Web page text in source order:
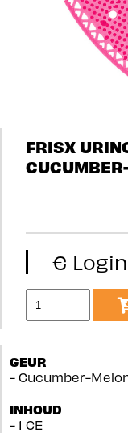
FRISX
€
GEUR
- Cucumber-
INHOUD
- 1 CE